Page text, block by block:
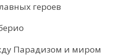
героев
Парадизом и миром